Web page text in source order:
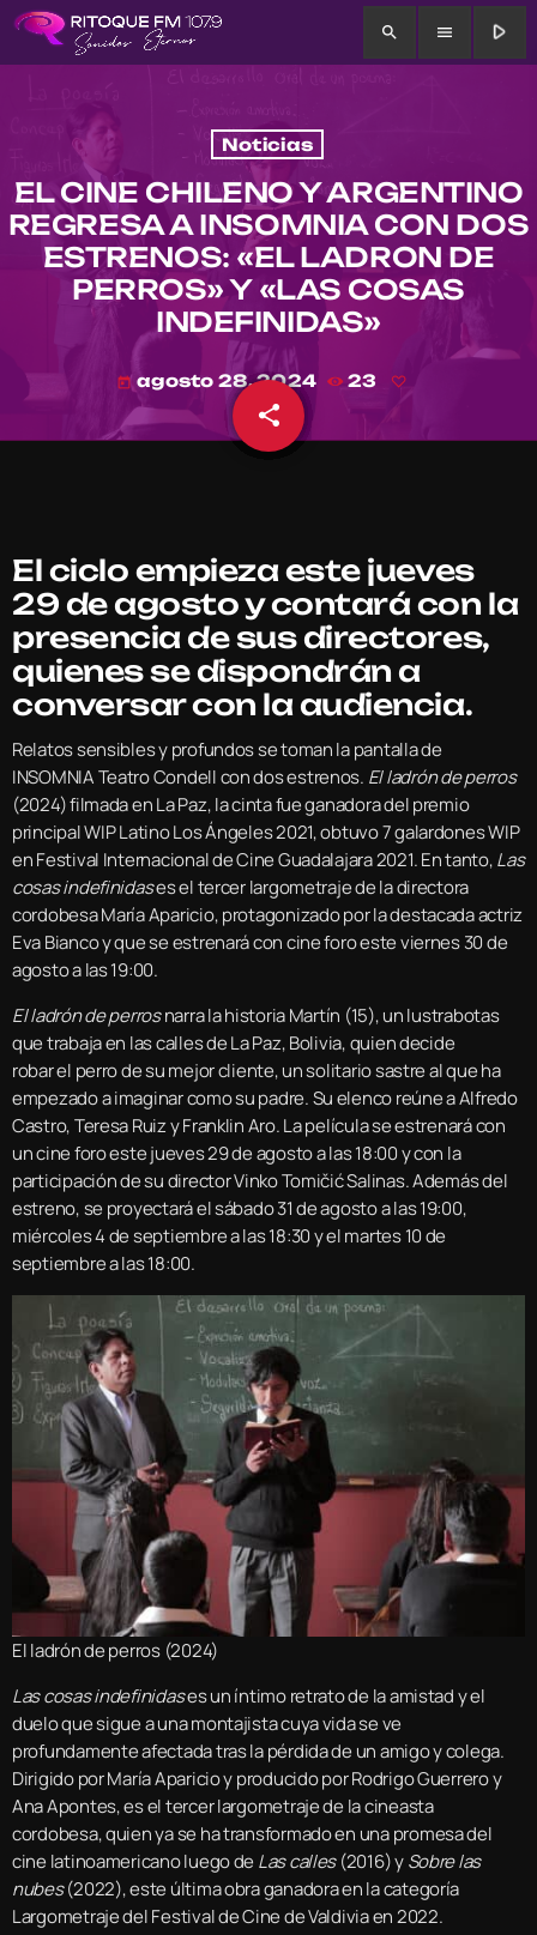
search menu play_arrow
Noticias
EL CINE CHILENO Y ARGENTINO
REGRESA A INSOMNIA CON DOS
ESTRENOS: «EL LADRON DE
PERROS» Y «LAS COSAS
INDEFINIDAS»
today agosto 28, 2024 23
share
email
El ciclo empieza este jueves
29 de agosto y contará con la
presencia de sus directores,
quienes se dispondrán a
conversar con la audiencia.
Relatos sensibles y profundos se toman la pantalla de
INSOMNIA Teatro Condell con dos estrenos. El ladrón de perros
(2024) filmada en La Paz, la cinta fue ganadora del premio
principal WIP Latino Los Ángeles 2021, obtuvo 7 galardones WIP
en Festival Internacional de Cine Guadalajara 2021. En tanto,Las
cosas indefinidases el tercer largometraje de la directora
cordobesa María Aparicio, protagonizado por la destacada actriz
Eva Bianco y que se estrenará con cine foro este viernes 30 de
agosto a las 19:00.
El ladrón de perrosnarra la historia Martín (15), un lustrabotas
que trabaja en las calles de La Paz, Bolivia, quien decide
robar el perro de su mejor cliente, un solitario sastre al que ha
empezado a imaginar como su padre. Su elenco reúne a Alfredo
Castro, Teresa Ruiz y Franklin Aro. La película se estrenará con
un cine foro este jueves 29 de agosto a las 18:00 y con la
participación de su director Vinko Tomičić Salinas. Además del
estreno, se proyectará el sábado 31 de agosto a las 19:00,
miércoles 4 de septiembre a las 18:30 y el martes 10 de
septiembre a las 18:00.
El ladrón de perros (2024)
Las cosas indefinidases un íntimo retrato de la amistad y el
duelo que sigue a una montajista cuya vida se ve
profundamente afectada tras la pérdida de un amigo y colega.
Dirigido por María Aparicio y producido por Rodrigo Guerrero y
Ana Apontes, es el tercer largometraje de la cineasta
cordobesa, quien ya se ha transformado en una promesa del
cine latinoamericano luego de Las calles(2016) ySobre las
nubes(2022), este última obra ganadora en la categoría
Largometraje del Festival de Cine de Valdivia en 2022.